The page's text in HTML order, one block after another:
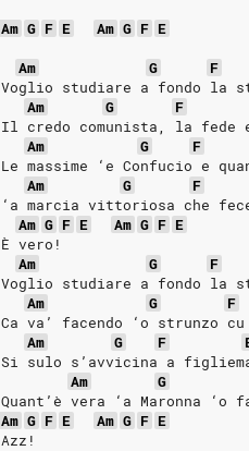
Am G F E Am G F E
Am
G F
Voglio studiare a fondo la
Am
G F
Il credo comunista, la fede
Am
G F
Le massime ‘e Confucio e
Am
G F
‘a marcia vittoriosa che fece
Am G F E Am G F E
È vero!
Am
G F
Voglio studiare a fondo la
Am
G F
Ca va’ facendo ‘o strunzo
Am
G F
Si sulo s’avvicina a
Am
G
Quant’è vera ‘a Maronna ‘o
Am G F E Am G F E
Azz!